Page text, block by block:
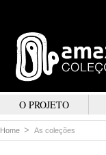
O PROJETO
Home As coleções